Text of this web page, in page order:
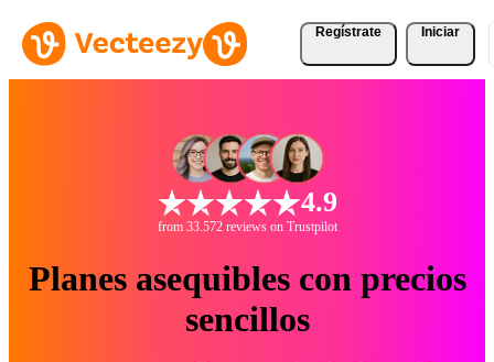
Regístrate Iniciar
4.9
from 33.572 reviews on Trustpilot
Planes asequibles con precios
sencillos